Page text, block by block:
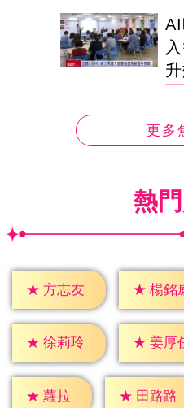
更多
熱
★ 方志友 ★ 楊銘
★ 徐莉玲 ★ 姜厚
★ 蘿拉 ★ 田路路